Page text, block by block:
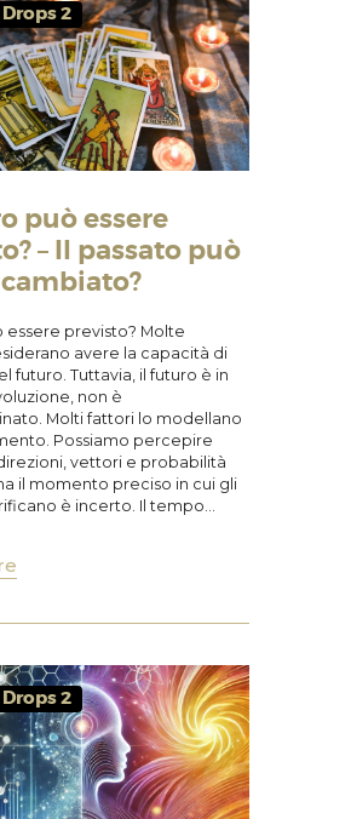
2
può essere
– Il passato può
essere previsto? Molte
avere la capacità di
futuro. Tuttavia, il futuro è in
non è
Molti fattori lo modellano
Possiamo percepire
vettori e probabilità
il momento preciso in cui gli
è incerto. Il tempo…
2